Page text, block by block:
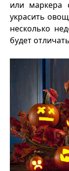
или маркера
украсить
несколько
будет